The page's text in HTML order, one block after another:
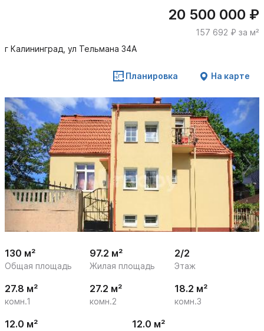
20 500 000 ₽
157 692 ₽ за м²
г Калининград, ул Тельмана 34А
Планировка На карте
1
/
130 м²
Общая площадь
97.2 м²
Жилая площадь
2/2
Этаж
27.8 м²
комн.1
27.2 м²
комн.2
18.2 м²
комн.3
12.0 м² 12.0 м²